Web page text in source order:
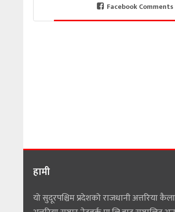
Facebook Comments
हामी
यो सुदूरपश्चिम प्रदेशको राजधानी अत्तरिया